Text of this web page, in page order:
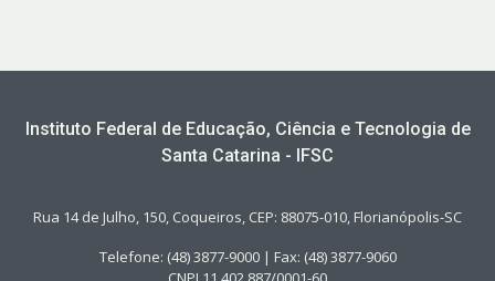
Instituto Federal de Educação, Ciência e Tecnologia de
Santa Catarina - IFSC
Rua 14 de Julho, 150, Coqueiros, CEP: 88075-010, Florianópolis-SC
Telefone: (48) 3877-9000 | Fax: (48) 3877-9060